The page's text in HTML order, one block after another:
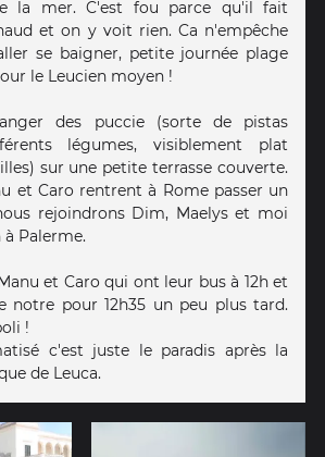
la mer. C'est fou parce qu'il fait
et on y voit rien. Ca n'empêche
se baigner, petite journée plage
le Leucien moyen !
des puccie (sorte de pistas
légumes, visiblement plat
sur une petite terrasse couverte.
et Caro rentrent à Rome passer un
rejoindrons Dim, Maelys et moi
Palerme.
et Caro qui ont leur bus à 12h et
notre pour 12h35 un peu plus tard.
!
c'est juste le paradis après la
de Leuca.